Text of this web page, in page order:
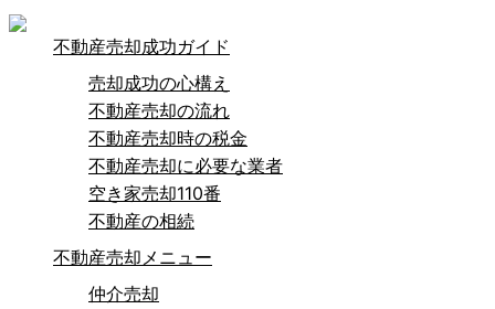
不動産売却成功ガイド
売却成功の心構え
不動産売却の流れ
不動産売却時の税金
不動産売却に必要な業者
空き家売却110番
不動産の相続
不動産売却メニュー
仲介売却